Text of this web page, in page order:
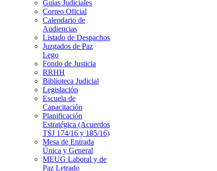
Guías Judiciales
Correo Oficial
Calendario de
Audiencias
Listado de Despachos
Juzgados de Paz
Lego
Fondo de Justicia
RRHH
Biblioteca Judicial
Legislación
Escuela de
Capacitación
Planificación
Estratégica (Acuerdos
TSJ 174/16 y 185/16)
Mesa de Entrada
Única y General
MEUG Laboral y de
Paz Letrado